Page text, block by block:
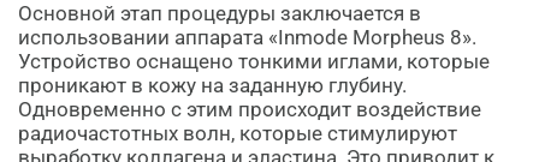
Основной этап процедуры заключается в
использовании аппарата «Inmode Morpheus 8».
Устройство оснащено тонкими иглами, которые
проникают в кожу на заданную глубину.
Одновременно с этим происходит воздействие
радиочастотных волн, которые стимулируют
выработку коллагена и эластина. Это приводит к